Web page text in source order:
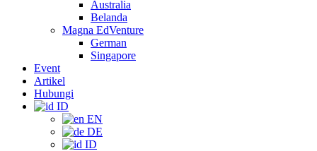
Australia
Belanda
Magna EdVenture
German
Singapore
Event
Artikel
Hubungi
ID
EN
DE
ID